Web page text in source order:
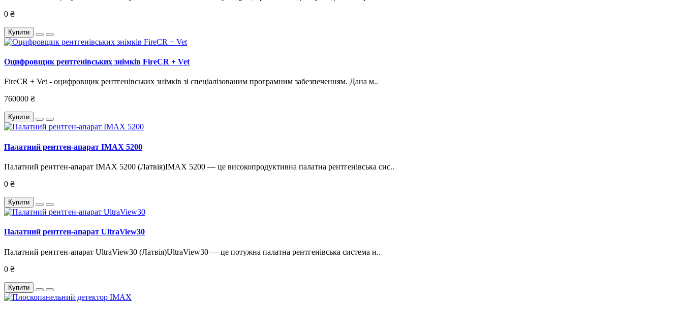
0 ₴
Купити
Оцифровщик рентгенівських знімків FireCR + Vet
FireCR + Vet - оцифровщик рентгенівських знімків зі спеціалізованим програмним забезпеченням. Дана м..
760000 ₴
Купити
Палатний рентген-апарат IMAX 5200
Палатний рентген-апарат IMAX 5200 (Латвія)IMAX 5200 — це високопродуктивна палатна рентгенівська сис..
0 ₴
Купити
Палатний рентген-апарат UltraView30
Палатний рентген-апарат UltraView30 (Латвія)UltraView30 — це потужна палатна рентгенівська система н..
0 ₴
Купити